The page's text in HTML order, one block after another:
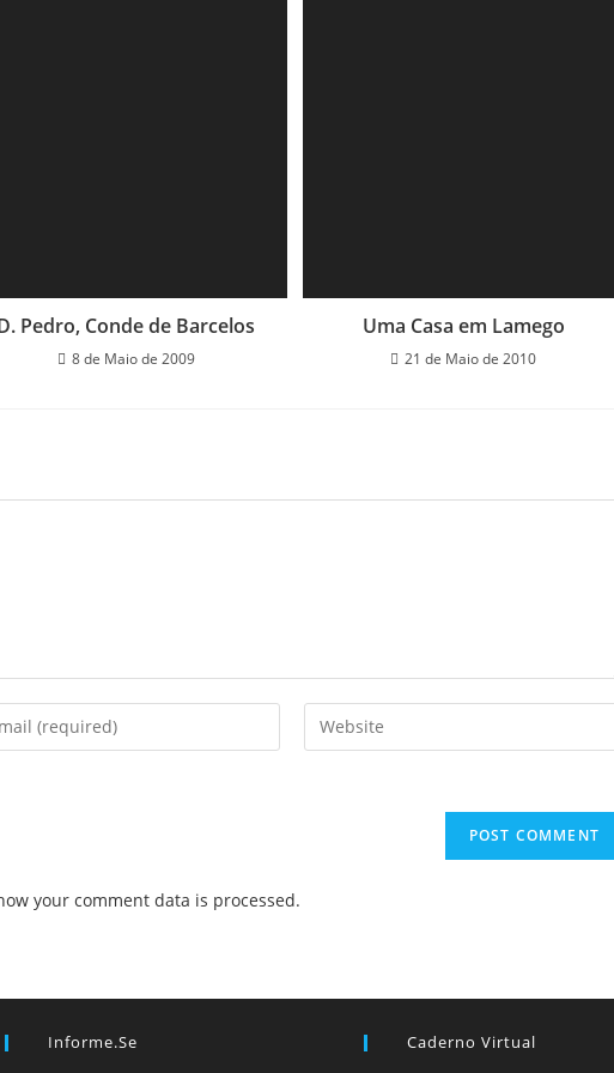
Pedro, Conde de Barcelos
8 de Maio de 2009
Uma Casa em Lamego
21 de Maio de 2010
Enter
your
your comment data is processed.
Informe.se Caderno Virtual